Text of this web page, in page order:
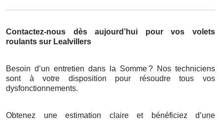
Contactez-nous dès aujourd’hui pour vos volets
roulants sur Lealvillers
Besoin d’un entretien dans la Somme? Nos techniciens
sont à votre disposition pour résoudre tous vos
dysfonctionnements.
Obtenez une estimation claire et bénéficiez d’une